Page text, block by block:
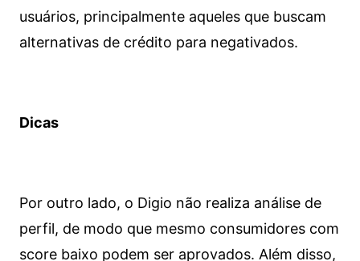
usuários, principalmente aqueles que buscam
alternativas de crédito para negativados.
Dicas
Por outro lado, o Digio não realiza análise de
perfil, de modo que mesmo consumidores com
score baixo podem ser aprovados. Além disso,